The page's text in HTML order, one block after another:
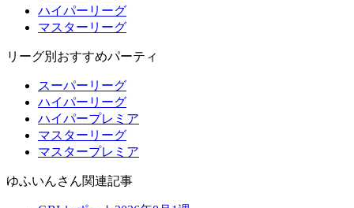
ハイパーリーグ
マスターリーグ
リーグ別おすすめパーティ
スーパーリーグ
ハイパーリーグ
ハイパープレミア
マスターリーグ
マスタープレミア
ゆふいんさん関連記事